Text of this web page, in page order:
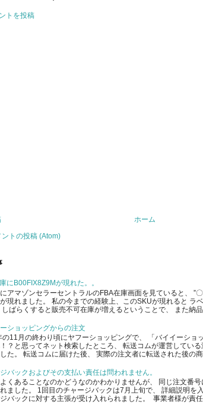
トを投稿
ホーム
ントの投稿 (Atom)
にB00FIX8Z9Mが現れた。。
アマゾンセラーセントラルのFBA在庫画面を見ていると、 ”
現れました。 私の今までの経験上、このSKUが現れると ラ
しばらくすると販売不可在庫が増えるということで、 また納
ショッピングからの注文
11月の終わり頃にヤフーショッピングで、 「バイイーショ
？と思ってネット検索したところ、 転送コムが運営してい
た。 転送コムに届けた後、 実際の注文者に転送された後の
バックおよびその支払い責任は問われません。
くあることなのかどうなのかわかりませんが、 同じ注文番
ました。 1回目のチャージバックは7月上旬で、 詳細説明を
バックに対する主張が受け入れられました。 事業者様が責